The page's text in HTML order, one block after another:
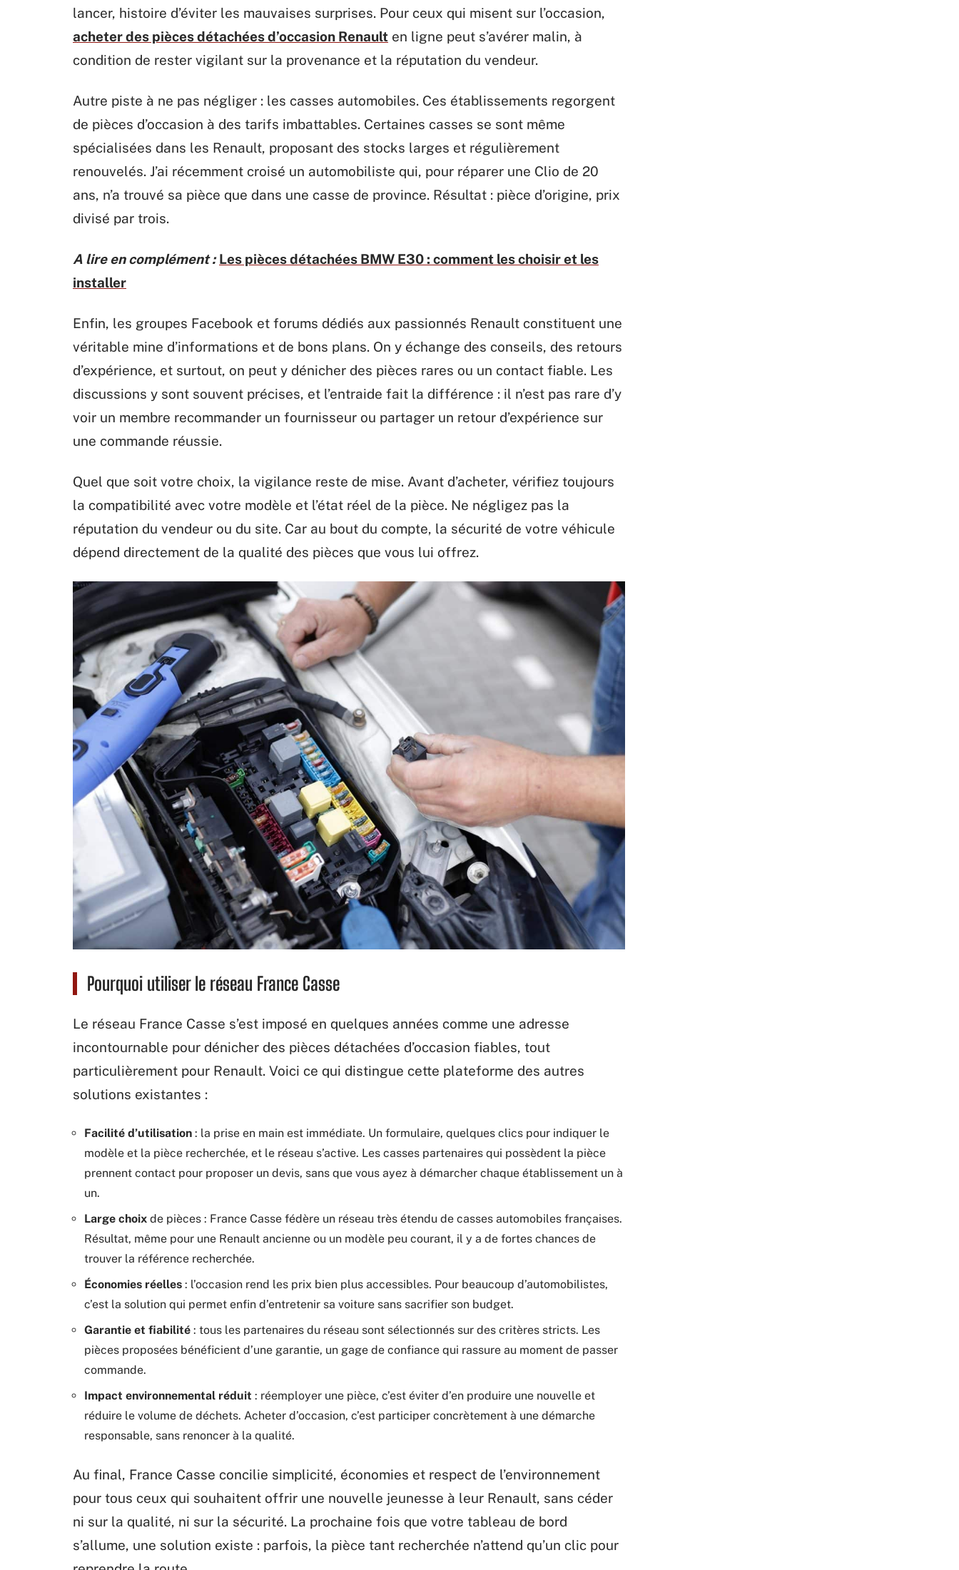
lancer, histoire d’éviter les mauvaises surprises. Pour ceux qui misent sur l’occasion,
acheter des pièces détachées d’occasion Renault en ligne peut s’avérer malin, à
condition de rester vigilant sur la provenance et la réputation du vendeur.
Autre piste à ne pas négliger : les casses automobiles. Ces établissements regorgent
de pièces d’occasion à des tarifs imbattables. Certaines casses se sont même
spécialisées dans les Renault, proposant des stocks larges et régulièrement
renouvelés. J’ai récemment croisé un automobiliste qui, pour réparer une Clio de 20
ans, n’a trouvé sa pièce que dans une casse de province. Résultat : pièce d’origine, prix
divisé par trois.
A lire en complément : Les pièces détachées BMW E30 : comment les choisir et les
installer
Enfin, les groupes Facebook et forums dédiés aux passionnés Renault constituent une
véritable mine d’informations et de bons plans. On y échange des conseils, des retours
d’expérience, et surtout, on peut y dénicher des pièces rares ou un contact fiable. Les
discussions y sont souvent précises, et l’entraide fait la différence : il n’est pas rare d’y
voir un membre recommander un fournisseur ou partager un retour d’expérience sur
une commande réussie.
Quel que soit votre choix, la vigilance reste de mise. Avant d’acheter, vérifiez toujours
la compatibilité avec votre modèle et l’état réel de la pièce. Ne négligez pas la
réputation du vendeur ou du site. Car au bout du compte, la sécurité de votre véhicule
dépend directement de la qualité des pièces que vous lui offrez.
Pourquoi utiliser le réseau France Casse
Le réseau France Casse s’est imposé en quelques années comme une adresse
incontournable pour dénicher des pièces détachées d’occasion fiables, tout
particulièrement pour Renault. Voici ce qui distingue cette plateforme des autres
solutions existantes :
Facilité d’utilisation : la prise en main est immédiate. Un formulaire, quelques clics pour indiquer le
modèle et la pièce recherchée, et le réseau s’active. Les casses partenaires qui possèdent la pièce
prennent contact pour proposer un devis, sans que vous ayez à démarcher chaque établissement un à
un.
Large choix de pièces : France Casse fédère un réseau très étendu de casses automobiles françaises.
Résultat, même pour une Renault ancienne ou un modèle peu courant, il y a de fortes chances de
trouver la référence recherchée.
Économies réelles : l’occasion rend les prix bien plus accessibles. Pour beaucoup d’automobilistes,
c’est la solution qui permet enfin d’entretenir sa voiture sans sacrifier son budget.
Garantie et fiabilité : tous les partenaires du réseau sont sélectionnés sur des critères stricts. Les
pièces proposées bénéficient d’une garantie, un gage de confiance qui rassure au moment de passer
commande.
Impact environnemental réduit : réemployer une pièce, c’est éviter d’en produire une nouvelle et
réduire le volume de déchets. Acheter d’occasion, c’est participer concrètement à une démarche
responsable, sans renoncer à la qualité.
Au final, France Casse concilie simplicité, économies et respect de l’environnement
pour tous ceux qui souhaitent offrir une nouvelle jeunesse à leur Renault, sans céder
ni sur la qualité, ni sur la sécurité. La prochaine fois que votre tableau de bord
s’allume, une solution existe : parfois, la pièce tant recherchée n’attend qu’un clic pour